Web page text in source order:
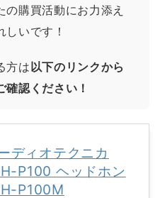
の購買活動にお力添え
しいです！
方は以下のリンクから
確認ください！
ディオテクニカ
P100 ヘッドホン
P100M